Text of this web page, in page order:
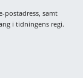
postadress, samt
i tidningens regi.